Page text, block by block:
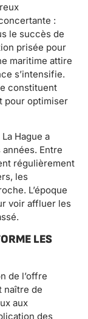
:
le succès de
prisée pour
maritime attire
s’intensifie.
constituent
pour optimiser
Hague a
Entre
régulièrement
les
L’époque
voir affluer les
LES
de l’offre
naître de
aux
des